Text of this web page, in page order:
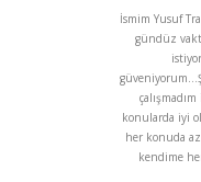
İsmim Yusuf
gündüz
konularda iyi
her konuda
kendime